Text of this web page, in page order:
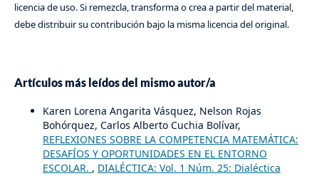
licencia de uso. Si remezcla, transforma o crea a partir del material,
debe distribuir su contribución bajo la misma licencia del original.
Artículos más leídos del mismo autor/a
Karen Lorena Angarita Vásquez, Nelson Rojas
Bohórquez, Carlos Alberto Cuchia Bolívar,
REFLEXIONES SOBRE LA COMPETENCIA MATEMÁTICA:
DESAFÍOS Y OPORTUNIDADES EN EL ENTORNO
ESCOLAR. , DIALÉCTICA: Vol. 1 Núm. 25: Dialéctica